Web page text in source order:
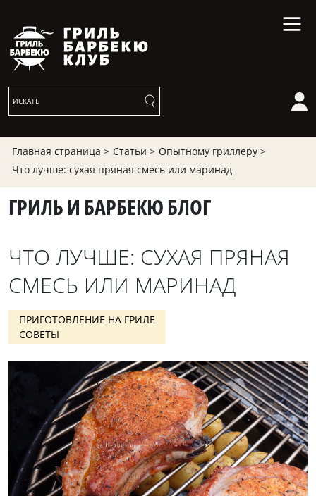
Главная страница > Статьи > Опытному гриллеру >
Что лучше: сухая пряная смесь или маринад
ГРИЛЬ И БАРБЕКЮ БЛОГ
ЧТО ЛУЧШЕ: СУХАЯ ПРЯНАЯ
СМЕСЬ ИЛИ МАРИНАД
ПРИГОТОВЛЕНИЕ НА ГРИЛЕ
СОВЕТЫ